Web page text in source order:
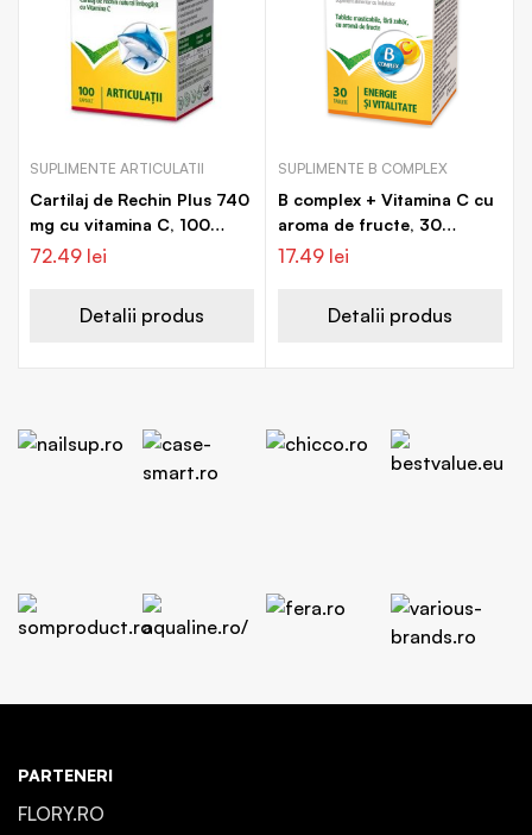
SUPLIMENTE ARTICULATII
Cartilaj de Rechin Plus 740
mg cu vitamina C, 100
capsule, Walmark
72.49 lei
Detalii produs
SUPLIMENTE B COMPLEX
B complex + Vitamina C cu
aroma de fructe, 30
tablete, Walmark
17.49 lei
Detalii produs
PARTENERI
FLORY.RO